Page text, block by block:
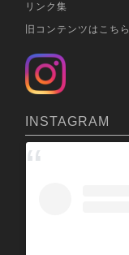
リンク集
旧コンテンツはこちら
INSTAGRAM